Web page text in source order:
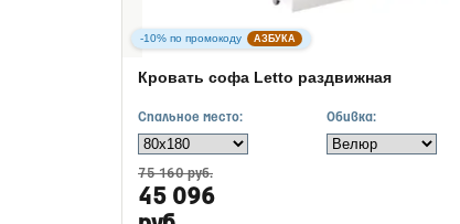
-10% по промокоду АЗБУКА
Кровать софа Letto раздвижная
Спальное место: Обивка:
75 160 руб.
45 096